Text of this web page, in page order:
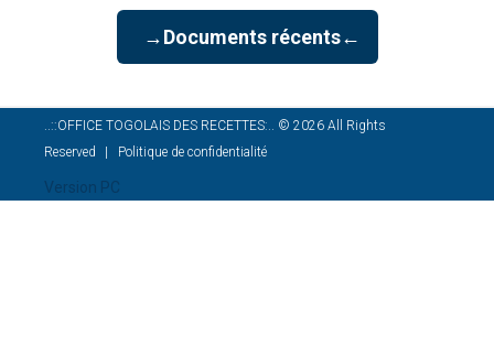
→Documents récents←
..::OFFICE TOGOLAIS DES RECETTES:.. © 2026 All Rights
Reserved
Politique de confidentialité
Version PC